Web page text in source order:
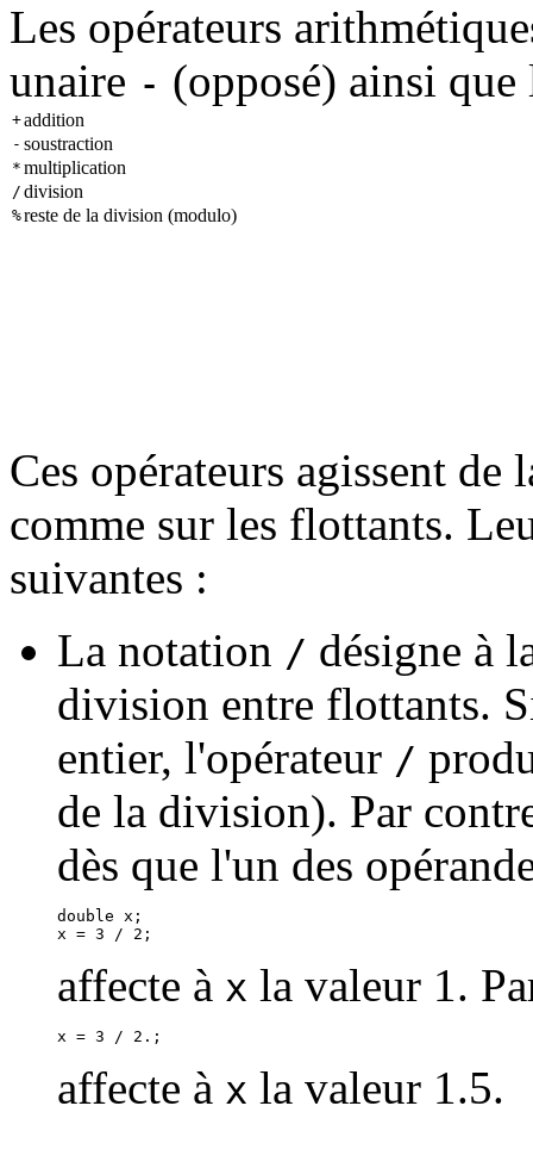
Les opérateurs
unaire - (opposé) ainsi que
+addition
- soustraction
* multiplication
/ division
%reste de la division (modulo)
Ces opérateurs agissent de
comme sur les flottants.
suivantes :
La notation / désigne à
division entre flottants.
entier, l'opérateur /
de la division). Par
dès que l'un des
double x;
affecte à x la valeur 1.
affecte à x la valeur 1.5.